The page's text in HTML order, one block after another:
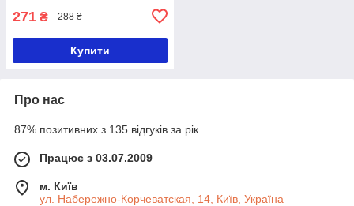
271 ₴ 288 ₴
Купити
Про нас
87% позитивних з 135 відгуків за рік
Працює з 03.07.2009
м. Київ
ул. Набережно-Корчеватская, 14, Київ, Україна